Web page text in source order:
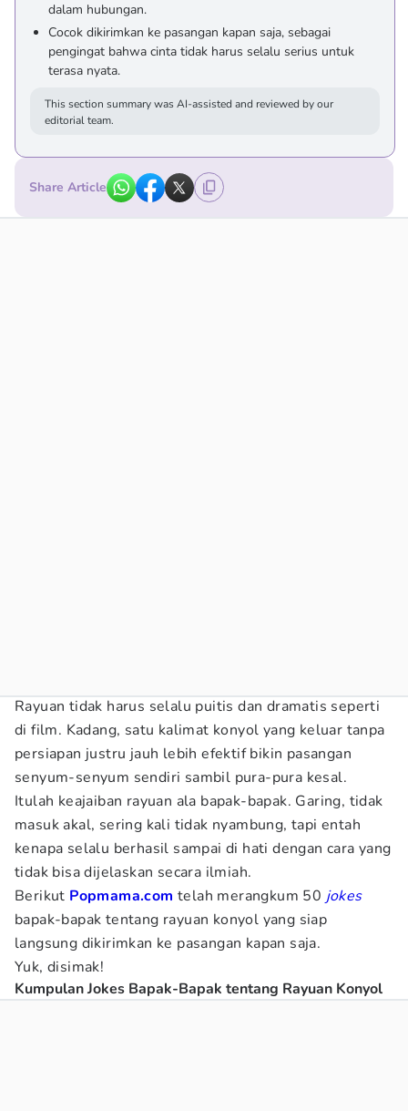
dalam hubungan.
Cocok dikirimkan ke pasangan kapan saja, sebagai
pengingat bahwa cinta tidak harus selalu serius untuk
terasa nyata.
This section summary was AI-assisted and reviewed by our
editorial team.
Share Article
Rayuan tidak harus selalu puitis dan dramatis seperti
di film. Kadang, satu kalimat konyol yang keluar tanpa
persiapan justru jauh lebih efektif bikin pasangan
senyum-senyum sendiri sambil pura-pura kesal.
Itulah keajaiban rayuan ala bapak-bapak. Garing, tidak
masuk akal, sering kali tidak nyambung, tapi entah
kenapa selalu berhasil sampai di hati dengan cara yang
tidak bisa dijelaskan secara ilmiah.
Berikut Popmama.com telah merangkum 50 jokes
bapak-bapak tentang rayuan konyol yang siap
langsung dikirimkan ke pasangan kapan saja.
Yuk, disimak!
Kumpulan Jokes Bapak-Bapak tentang Rayuan Konyol